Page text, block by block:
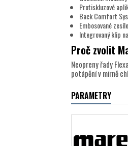
Protiskluzové
Back Comfort
Embosované
Integrovaný klip
Proč zvolit
Neopreny řady
potápění v mírně
PARAMETRY